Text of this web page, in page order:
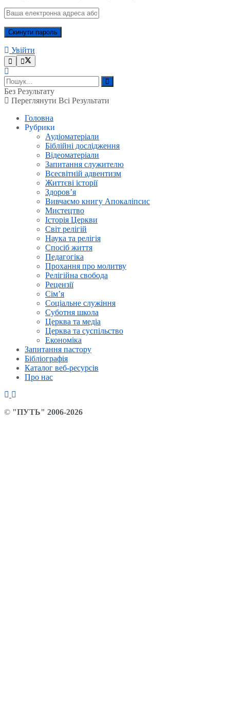
Увійти
Без Результату
Переглянути Всі Результати
Головна
Рубрики
Аудіоматеріали
Біблійні дослідження
Відеоматеріали
Запитання служителю
Всесвітній адвентизм
Життєві історії
Здоров’я
Вивчаємо книгу Апокаліпсис
Мистецтво
Історія Церкви
Світ релігій
Наука та релігія
Спосіб життя
Педагогіка
Прохання про молитву
Релігійна свобода
Рецензії
Сім’я
Соціальне служіння
Суботня школа
Церква та медіа
Церква та суспільство
Економіка
Запитання пастору
Бібліографія
Каталог веб-ресурсів
Про нас
© "ПУТЬ" 2006-2026